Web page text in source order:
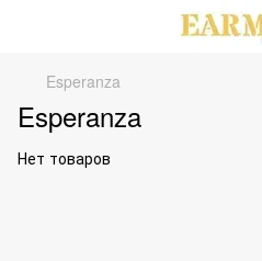
Esperanza
Esperanza
Нет товаров